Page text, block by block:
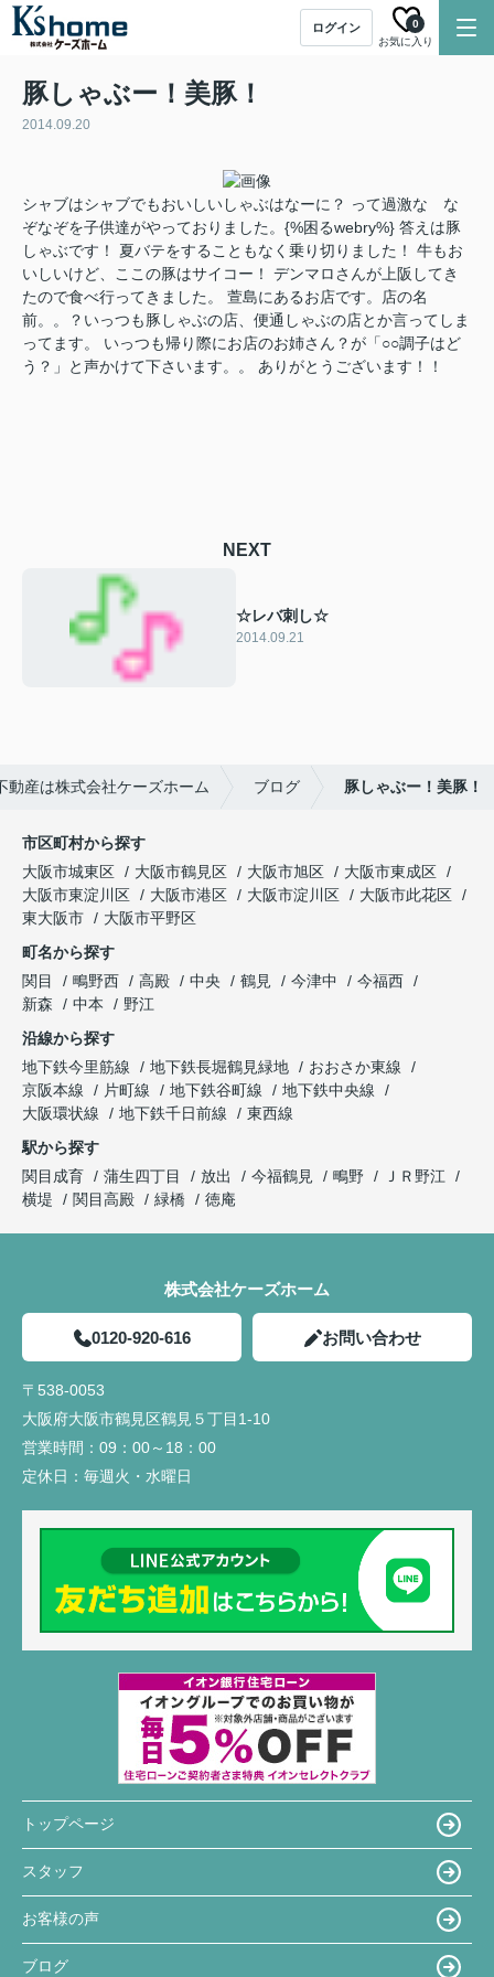
ログイン
お気に入り
0
豚しゃぶー！美豚！
2014.09.20
シャブはシャブでもおいしいしゃぶはなーに？ って過激な な
ぞなぞを子供達がやっておりました。{%困るwebry%} 答えは豚
しゃぶです！ 夏バテをすることもなく乗り切りました！ 牛もお
いしいけど、ここの豚はサイコー！ デンマロさんが上阪してき
たので食べ行ってきました。 萱島にあるお店です。店の名
前。。？いっつも豚しゃぶの店、便通しゃぶの店とか言ってしま
ってます。 いっつも帰り際にお店のお姉さん？が「○○調子はど
う？」と声かけて下さいます。。 ありがとうございます！！
NEXT
☆レバ刺し☆
2014.09.21
動産は株式会社ケーズホーム ブログ 豚しゃぶー！美豚！
市区町村から探す
大阪市城東区
大阪市鶴見区 大阪市旭区
大阪市東成区
大阪市東淀川区
大阪市港区 大阪市淀川区
大阪市此花区
東大阪市
大阪市平野区
町名から探す
関目
鴫野西 高殿 中央 鶴見 今津中
今福西
新森
中本
野江
沿線から探す
地下鉄今里筋線
地下鉄長堀鶴見緑地
おおさか東線
京阪本線
片町線 地下鉄谷町線
地下鉄中央線
大阪環状線
地下鉄千日前線
東西線
駅から探す
関目成育
蒲生四丁目 放出 今福鶴見 鴫野
ＪＲ野江
横堤
関目高殿 緑橋 徳庵
株式会社ケーズホーム
0120-920-616 お問い合わせ
〒538-0053
大阪府大阪市鶴見区鶴見５丁目1-10
営業時間： 09：00～18：00
定休日： 毎週火・水曜日
トップページ
スタッフ
お客様の声
ブログ